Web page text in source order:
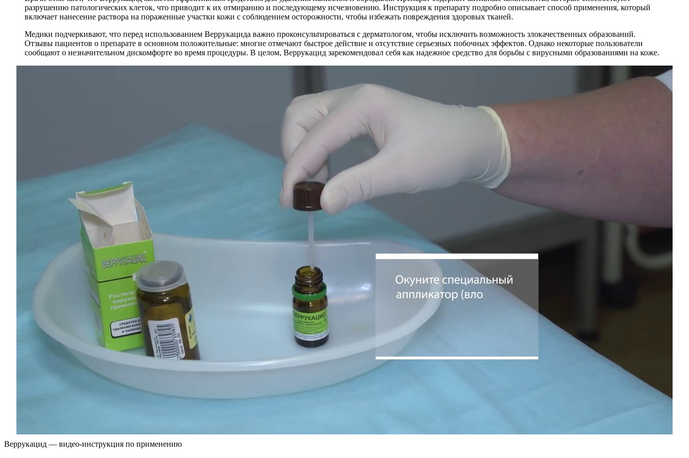
разрушению патологических клеток, что приводит к их отмиранию и последующему исчезновению. Инструкция к препарату подробно описывает способ применения, который
включает нанесение раствора на пораженные участки кожи с соблюдением осторожности, чтобы избежать повреждения здоровых тканей.
Медики подчеркивают, что перед использованием Веррукацида важно проконсультироваться с дерматологом, чтобы исключить возможность злокачественных образований.
Отзывы пациентов о препарате в основном положительные: многие отмечают быстрое действие и отсутствие серьезных побочных эффектов. Однако некоторые пользователи
сообщают о незначительном дискомфорте во время процедуры. В целом, Веррукацид зарекомендовал себя как надежное средство для борьбы с вирусными образованиями на коже.
Веррукацид — видео-инструкция по применению